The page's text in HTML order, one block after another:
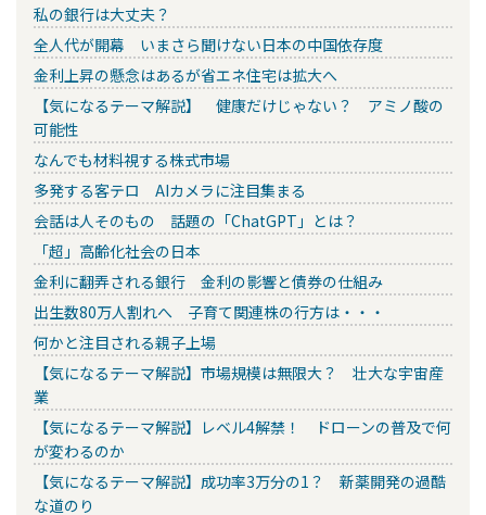
私の銀行は大丈夫？
全人代が開幕 いまさら聞けない日本の中国依存度
金利上昇の懸念はあるが省エネ住宅は拡大へ
【気になるテーマ解説】 健康だけじゃない？ アミノ酸の
可能性
なんでも材料視する株式市場
多発する客テロ AIカメラに注目集まる
会話は人そのもの 話題の「ChatGPT」とは？
「超」高齢化社会の日本
金利に翻弄される銀行 金利の影響と債券の仕組み
出生数80万人割れへ 子育て関連株の行方は・・・
何かと注目される親子上場
【気になるテーマ解説】市場規模は無限大？ 壮大な宇宙産
業
【気になるテーマ解説】レベル4解禁！ ドローンの普及で何
が変わるのか
【気になるテーマ解説】成功率3万分の1？ 新薬開発の過酷
な道のり